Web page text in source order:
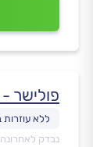
פולישר -
נבדק לאחרונה לפני